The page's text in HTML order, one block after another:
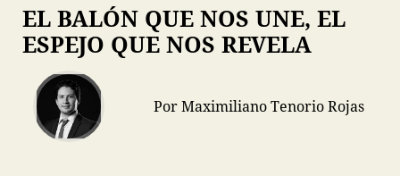
EL BALÓN QUE NOS UNE, EL
ESPEJO QUE NOS REVELA
Por Maximiliano Tenorio Rojas